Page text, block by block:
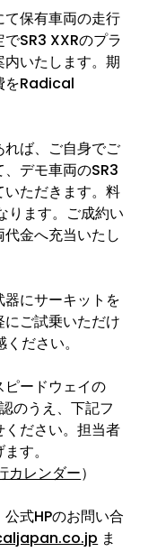
保有車両の走行
SR3 XXRのプラ
いたします。期
をRadical
ば、ご自身でご
デモ車両のSR3
ただきます。料
ります。ご成約い
金へ充当いたし
にサーキットを
ご試乗いただけ
ださい。
ードウェイの
のうえ、下記フ
ださい。担当者
す。
カレンダー）
式HPのお問い合
ま